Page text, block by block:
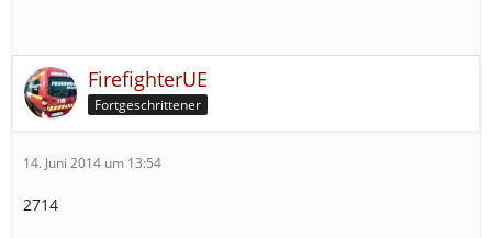
FirefighterUE
Fortgeschrittener
14. Juni 2014 um 13:54
2714